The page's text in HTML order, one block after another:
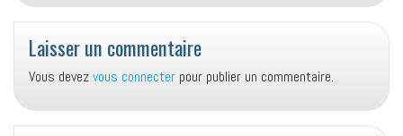
Laisser un commentaire
Vous devezvous connecter pour publier un commentaire.